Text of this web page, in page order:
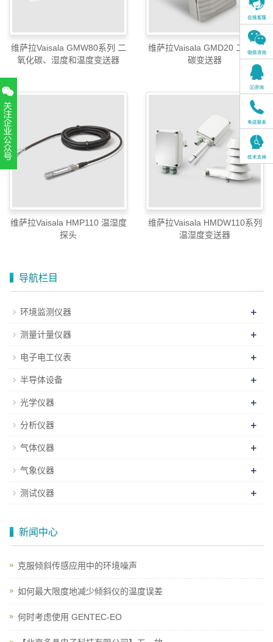
维萨拉Vaisala GMW80系列 二
氧化碳、湿度和温度变送器
维萨拉Vaisala GMD20 二氧化
碳变送器
维萨拉Vaisala HMP110 温湿度
探头
维萨拉Vaisala HMDW110系列
温湿度变送器
导航栏目
环境监测仪器 +
测量计量仪器 +
电子电工仪表 +
半导体设备 +
光学仪器 +
分析仪器 +
气体仪器 +
气象仪器 +
测试仪器 +
新闻中心
克服倾斜传感应用中的环境噪声
如何最大限度地减少倾斜仪的温度误差
何时考虑使用 GENTEC-EO
扫一扫，关注官方账号